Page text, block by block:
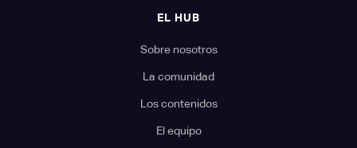
EL HUB
Sobre nosotros
La comunidad
Los contenidos
El equipo